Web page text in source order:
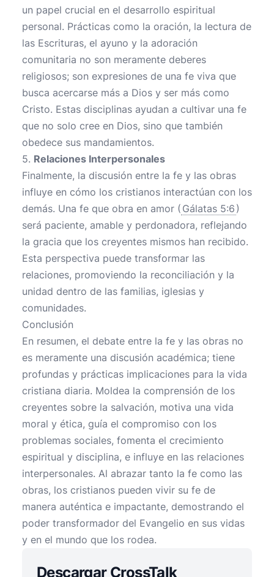
un papel crucial en el desarrollo espiritual
personal. Prácticas como la oración, la lectura de
las Escrituras, el ayuno y la adoración
comunitaria no son meramente deberes
religiosos; son expresiones de una fe viva que
busca acercarse más a Dios y ser más como
Cristo. Estas disciplinas ayudan a cultivar una fe
que no solo cree en Dios, sino que también
obedece sus mandamientos.
5. Relaciones Interpersonales
Finalmente, la discusión entre la fe y las obras
influye en cómo los cristianos interactúan con los
demás. Una fe que obra en amor ( Gálatas 5:6 )
será paciente, amable y perdonadora, reflejando
la gracia que los creyentes mismos han recibido.
Esta perspectiva puede transformar las
relaciones, promoviendo la reconciliación y la
unidad dentro de las familias, iglesias y
comunidades.
Conclusión
En resumen, el debate entre la fe y las obras no
es meramente una discusión académica; tiene
profundas y prácticas implicaciones para la vida
cristiana diaria. Moldea la comprensión de los
creyentes sobre la salvación, motiva una vida
moral y ética, guía el compromiso con los
problemas sociales, fomenta el crecimiento
espiritual y disciplina, e influye en las relaciones
interpersonales. Al abrazar tanto la fe como las
obras, los cristianos pueden vivir su fe de
manera auténtica e impactante, demostrando el
poder transformador del Evangelio en sus vidas
y en el mundo que los rodea.
Descargar CrossTalk